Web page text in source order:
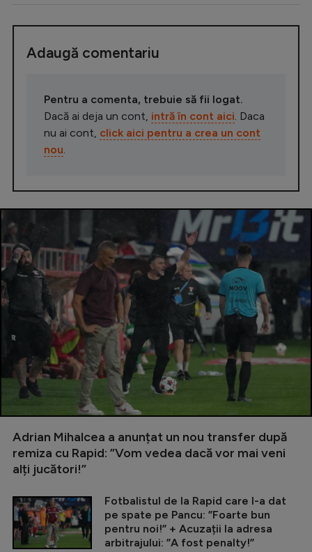
Adaugă comentariu
Pentru a comenta, trebuie să fii logat.
Dacă ai deja un cont, intră în cont aici. Daca
nu ai cont, click aici pentru a crea un cont
nou.
Adrian Mihalcea a anunțat un nou transfer după
remiza cu Rapid: ”Vom vedea dacă vor mai veni
alți jucători!”
Fotbalistul de la Rapid care l-a dat
pe spate pe Pancu: ”Foarte bun
pentru noi!” + Acuzații la adresa
arbitrajului: ”A fost penalty!”